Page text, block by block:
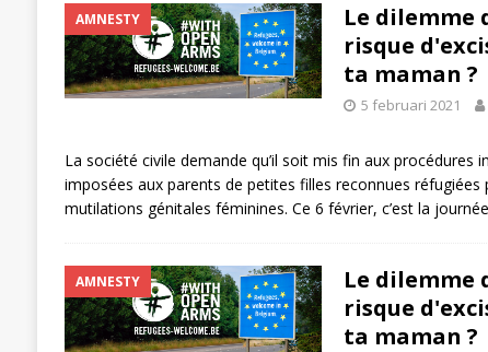
AMNESTY
Le dilemme
risque
ta maman ?
5 februari 2021
La société civile demande qu’il soit mis fin aux procédures
imposées aux parents de petites filles reconnues
mutilations génitales féminines. Ce 6 février, c’est la
AMNESTY
Le dilemme
risque
ta maman ?